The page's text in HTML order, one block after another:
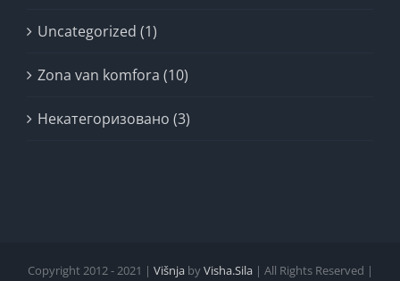
Uncategorized (1)
Zona van komfora (10)
Некатегоризовано (3)
Copyright 2012 - 2021 | VišnjabyVisha.Sila| All Rights Reserved |